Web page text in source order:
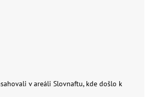
v areáli Slovnaftu, kde došlo k